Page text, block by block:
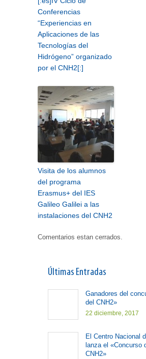
Conferencias
“Experiencias en
Aplicaciones de las
Tecnologías del
Hidrógeno” organizado
por el CNH2[:]
Visita de los alumnos
del programa
Erasmus+ del IES
Galileo Galilei a las
instalaciones del CNH2
Comentarios estan cerrados.
Últimas Entradas
Ganadores del
del CNH2»
22 diciembre, 2017
El Centro Nacional
lanza el «Concurso
CNH2»